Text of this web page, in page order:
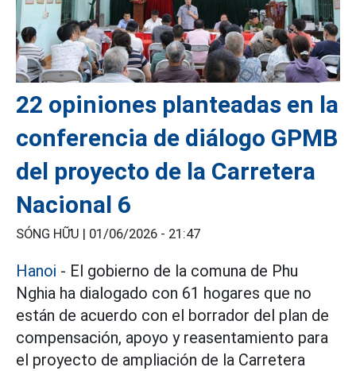
22 opiniones planteadas en la
conferencia de diálogo GPMB
del proyecto de la Carretera
Nacional 6
SÓNG HỮU | 01/06/2026 - 21:47
Hanoi - El gobierno de la comuna de Phu
Nghia ha dialogado con 61 hogares que no
están de acuerdo con el borrador del plan de
compensación, apoyo y reasentamiento para
el proyecto de ampliación de la Carretera